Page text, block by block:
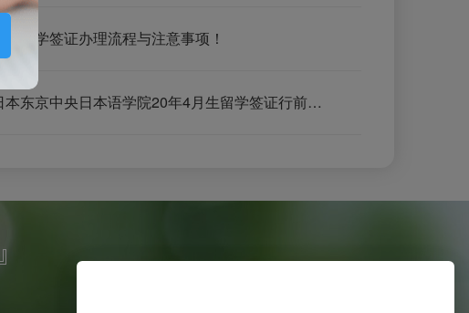
日本留学签证办理流程与注意事项！
日本东京中央日本语学院20年4月生留学签证行前准备！